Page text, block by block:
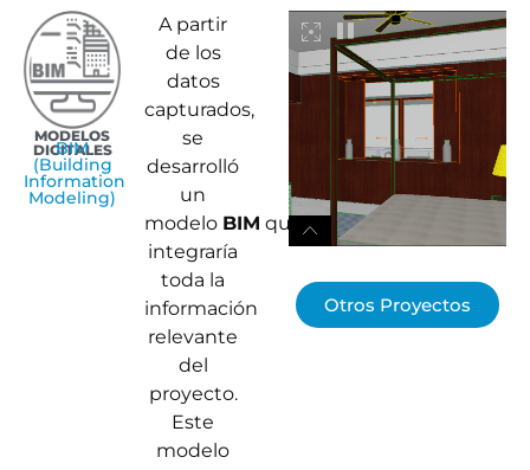
MODELOS
DIGITALES
BIM
(Building
Information
Modeling)
A partir
de los
datos
capturados,
se
desarrolló
un
modelo BIM que
integraría
toda la
información
relevante
del
proyecto.
Este
modelo
Otros Proyectos